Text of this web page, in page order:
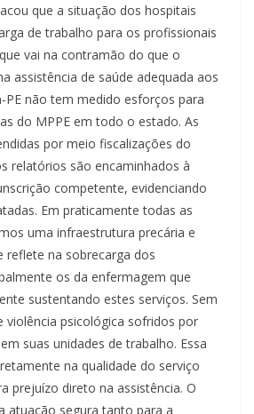
que a situação dos hospitais
de trabalho para os profissionais
vai na contramão do que o
assistência de saúde adequada aos
PE não tem medido esforços para
do MPPE em todo o estado. As
por meio fiscalizações do
relatórios são encaminhados à
competente, evidenciando
Em praticamente todas as
uma infraestrutura precária e
reflete na sobrecarga dos
os da enfermagem que
sustentando estes serviços. Sem
violência psicológica sofridos por
suas unidades de trabalho. Essa
na qualidade do serviço
prejuízo direto na assistência. O
atuação segura tanto para a